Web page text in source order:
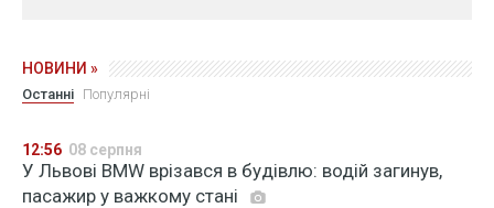
НОВИНИ »
Останні Популярні
12:56 08 серпня
У Львові BMW врізався в будівлю: водій загинув,
пасажир у важкому стані